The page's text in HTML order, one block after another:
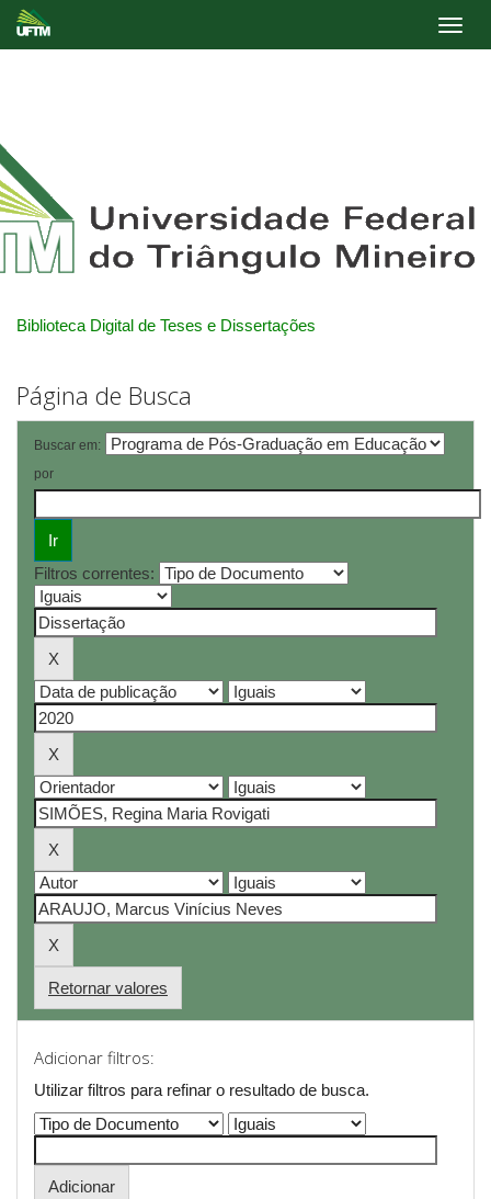
Biblioteca Digital de Teses e Dissertações
Página de Busca
Buscar em:
por
Filtros correntes:
Retornar valores
Adicionar filtros:
Utilizar filtros para refinar o resultado de busca.